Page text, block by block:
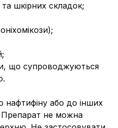
та шкірних складок;
що супроводжуються
нафтифіну або до інших
Препарат не можна